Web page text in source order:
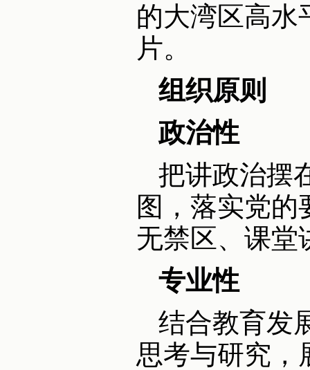
的大湾区高水
片。
组织原则
政治性
把讲政治摆
图，落实党
无禁区、课堂
专业性
结合教育发
思考与研究，